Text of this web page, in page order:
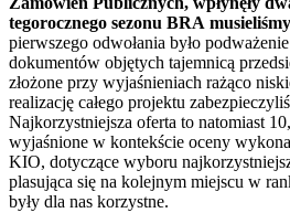
tegorocznego sezonu BRA
pierwszego odwołania było
dokumentów objętych tajemnicą
złożone przy wyjaśnieniach rażąco
realizację całego projektu
Najkorzystniejsza oferta to natomiast
wyjaśnione w kontekście oceny
KIO, dotyczące wyboru
plasująca się na kolejnym miejscu w
były dla nas korzystne.